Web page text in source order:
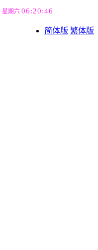
星期六 06:20:47
简体版 繁体版